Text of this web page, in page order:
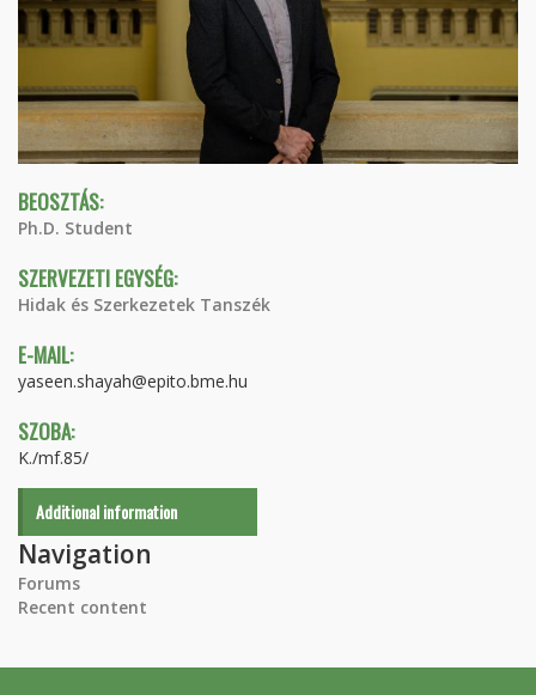
BEOSZTÁS:
Ph.D. Student
SZERVEZETI EGYSÉG:
Hidak és Szerkezetek Tanszék
E-MAIL:
yaseen.shayah@epito.bme.hu
SZOBA:
K./mf.85/
Additional information
Navigation
Forums
Recent content